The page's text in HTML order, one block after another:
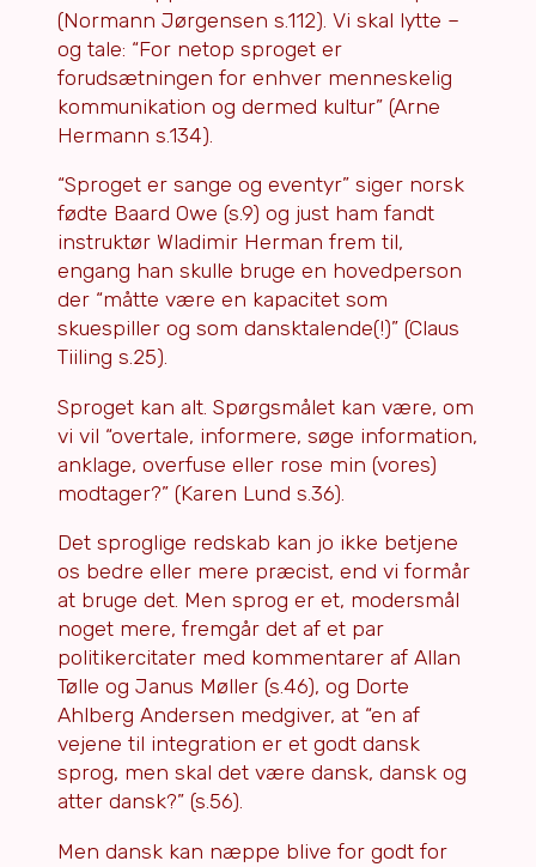
(Normann Jørgensen s.112). Vi skal lytte –
og tale: “For netop sproget er
forudsætningen for enhver menneskelig
kommunikation og dermed kultur” (Arne
Hermann s.134).
“Sproget er sange og eventyr” siger norsk
fødte Baard Owe (s.9) og just ham fandt
instruktør Wladimir Herman frem til,
engang han skulle bruge en hovedperson
der “måtte være en kapacitet som
skuespiller og som dansktalende(!)” (Claus
Tiiling s.25).
Sproget kan alt. Spørgsmålet kan være, om
vi vil “overtale, informere, søge information,
anklage, overfuse eller rose min (vores)
modtager?” (Karen Lund s.36).
Det sproglige redskab kan jo ikke betjene
os bedre eller mere præcist, end vi formår
at bruge det. Men sprog er et, modersmål
noget mere, fremgår det af et par
politikercitater med kommentarer af Allan
Tølle og Janus Møller (s.46), og Dorte
Ahlberg Andersen medgiver, at “en af
vejene til integration er et godt dansk
sprog, men skal det være dansk, dansk og
atter dansk?” (s.56).
Men dansk kan næppe blive for godt for